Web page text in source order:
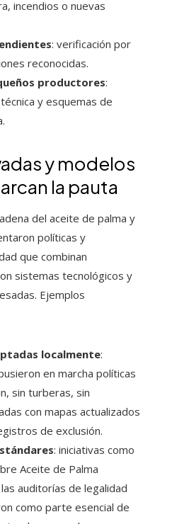
incendios o nuevas
: verificación por
reconocidas.
productores:
y esquemas de
y modelos
la pauta
del aceite de palma y
políticas y
que combinan
sistemas tecnológicos y
Ejemplos
localmente:
en marcha políticas
sin turberas, sin
con mapas actualizados
de exclusión.
: iniciativas como
Aceite de Palma
auditorías de legalidad
como parte esencial de